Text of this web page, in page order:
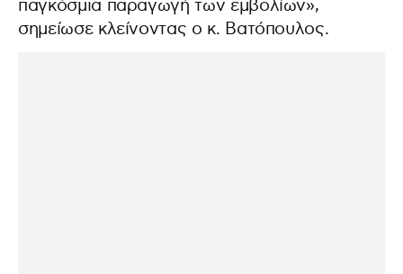
παγκόσμια παραγωγή των εμβολίων»,
σημείωσε κλείνοντας ο κ. Βατόπουλος.